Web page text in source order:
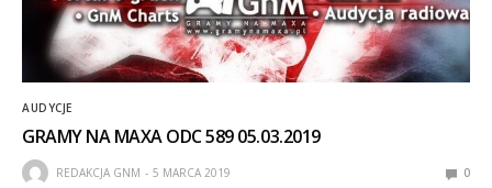
AUDYCJE
GRAMY NA MAXA ODC 589 05.03.2019
REDAKCJA GNM 5 MARCA 2019 0